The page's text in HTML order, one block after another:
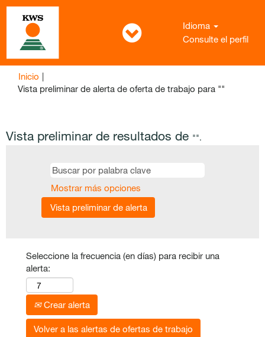
Idioma
Consulte el perfil
Inicio |
Vista preliminar de alerta de oferta de trabajo para ""
Vista preliminar de resultados de "".
Mostrar más opciones
Seleccione la frecuencia (en días) para recibir una
alerta:
Crear alerta
Volver a las alertas de ofertas de trabajo